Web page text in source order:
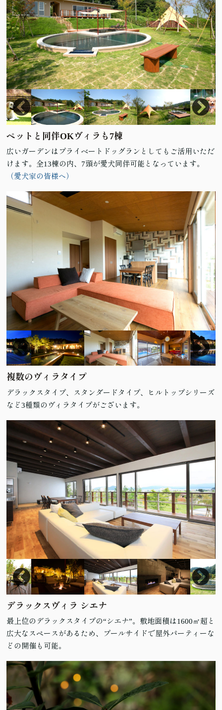
ペットと同伴OKヴィラも7棟
広いガーデンはプライベートドッグランとしてもご活用いただ
けます。全13棟の内、7頭が愛犬同伴可能となっています。
（愛犬家の皆様へ）
複数のヴィラタイプ
デラックスタイプ、スタンダードタイプ、ヒルトップシリーズ
など3種類のヴィラタイプがございます。
デラックスヴィラ シエナ
最上位のデラックスタイプの“シエナ”。敷地面積は1600㎡超と
広大なスペースがあるため、プールサイドで屋外パーティーな
どの開催も可能。